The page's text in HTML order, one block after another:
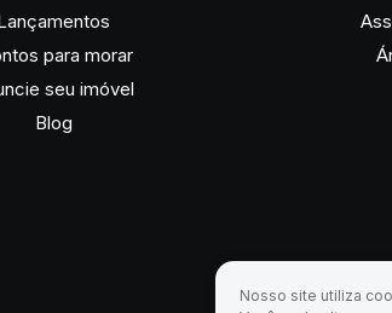
Nosso site utiliza
Fangueiro, 43, 80030-510, Juvevê,
para morar
seu imóvel
Blog